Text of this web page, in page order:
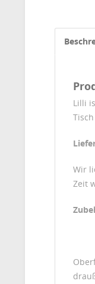
Lilli
Wir
Zeit